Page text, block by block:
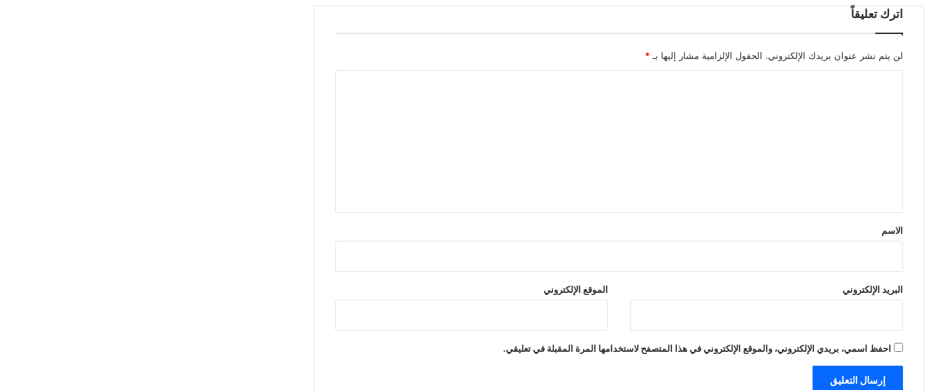
اترك تعليقاً
لن يتم نشر عنوان بريدك الإلكتروني. الحقول الإلزامية مشار إليها بـ *
*
الاسم
البريد الإلكتروني الموقع الإلكتروني
احفظ اسمي، بريدي الإلكتروني، والموقع الإلكتروني في هذا المتصفح لاستخدامها المرة المقبلة في تعليقي.